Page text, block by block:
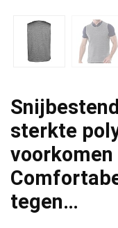
sterkte
tegen…